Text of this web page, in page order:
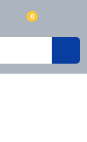
0